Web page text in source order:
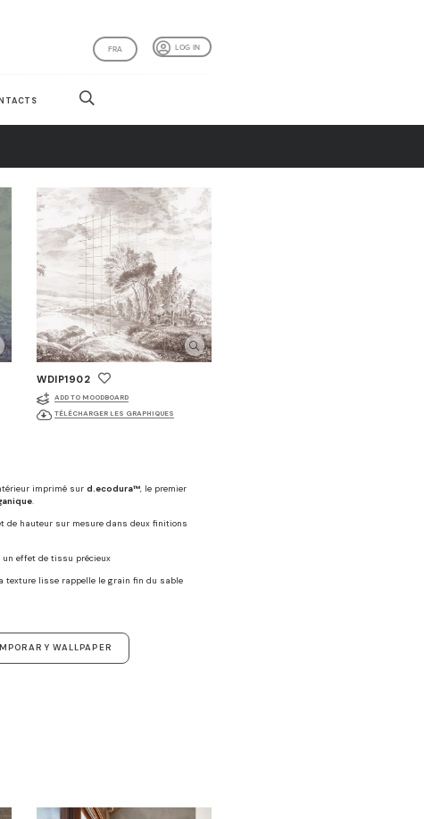
LOG IN
FRA
WDIP1902
ADD TO MOODBOARD
TÉLÉCHARGER LES GRAPHIQUES
imprimé sur d.ecodura™, le premier
.
de hauteur sur mesure dans deux finitions
un effet de tissu précieux
texture lisse rappelle le grain fin du sable
WALLPAPER